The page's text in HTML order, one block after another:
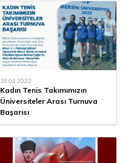
18.04.2022
Kadın Tenis Takımımızın
Üniversiteler Arası Turnuva
Başarısı